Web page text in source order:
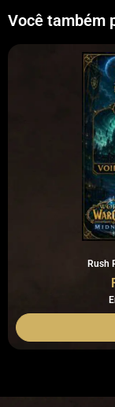
Você também
Rush